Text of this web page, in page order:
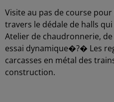
Visite au pas de course
travers le dédale de halls
Atelier de chaudronnerie,
essai dynamique�?� Les
carcasses en métal des
construction.